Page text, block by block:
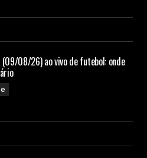
(09/08/26) ao vivo de futebol: onde